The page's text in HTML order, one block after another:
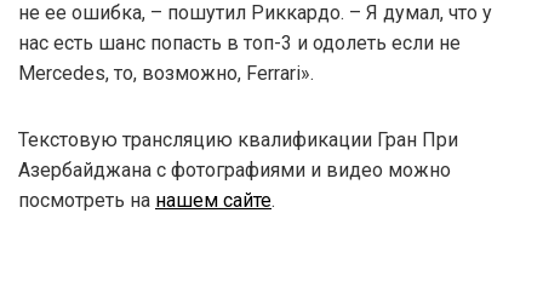
не ее ошибка, – пошутил Риккардо. – Я думал, что у
нас есть шанс попасть в топ-3 и одолеть если не
Mercedes, то, возможно, Ferrari».
Текстовую трансляцию квалификации Гран При
Азербайджана с фотографиями и видео можно
посмотреть на нашем сайте.